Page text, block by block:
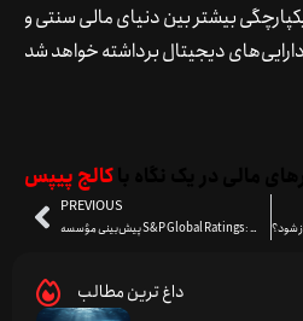
بیشتر بین دنیای مالی سنتی و
کالج پیپس
PREVIOUS
پیش‌بینی مؤسسه S&P Global Ratings: پذیرش گسترده‌تر استیبل‌کوین‌ها تحت چارچوب‌های قانونی مشخص
داغ ترین مطالب